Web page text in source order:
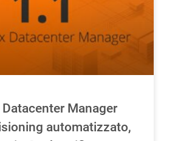
Manager
automatizzato,